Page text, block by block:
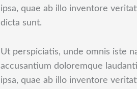
ipsa, quae ab illo inventore
dicta sunt.
Ut perspiciatis, unde omnis iste
accusantium doloremque
ipsa, quae ab illo inventore